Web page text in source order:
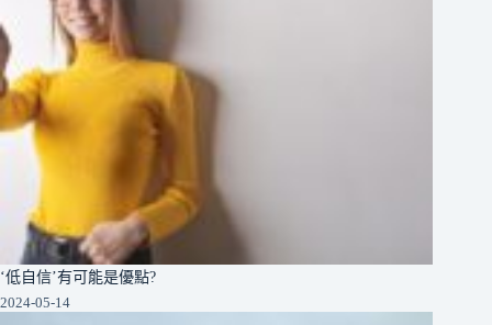
‘低自信’有可能是優點?
2024-05-14